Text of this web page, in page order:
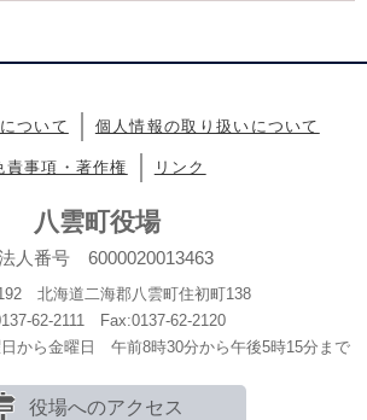
ついて 個人情報の取り扱いについて
責事項・著作権 リンク
八雲町役場
人番号 6000020013463
北海道二海郡八雲町住初町138
62-2111 Fax:0137-62-2120
から金曜日 午前8時30分から午後5時15分まで
役場へのアクセス